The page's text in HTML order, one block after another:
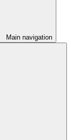
Main navigation